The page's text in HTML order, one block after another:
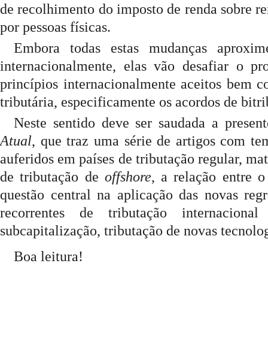
de recolhimento do imposto de renda sobre
por pessoas físicas.
Embora todas estas mudanças
internacionalmente, elas vão desafiar o
princípios internacionalmente aceitos bem
tributária, especificamente os acordos de
Neste sentido deve ser saudada a
Atual, que traz uma série de artigos com
auferidos em países de tributação regular,
de tributação de offshore, a relação entre
questão central na aplicação das novas
recorrentes de tributação
subcapitalização, tributação de novas
Boa leitura!